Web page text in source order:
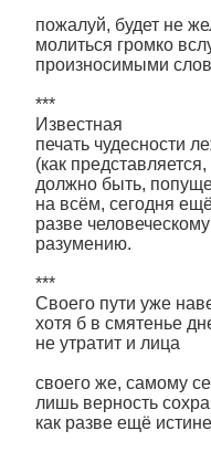
пожалуй, будет не
молиться громко
произносимыми
***
Известная
печать чудесности
(как
должно быть,
на всём, сегодня
разве
разумению.
***
Своего пути уже
хотя б в смятенье
не утратит и лица
своего же, самому
лишь верность
как разве ещё